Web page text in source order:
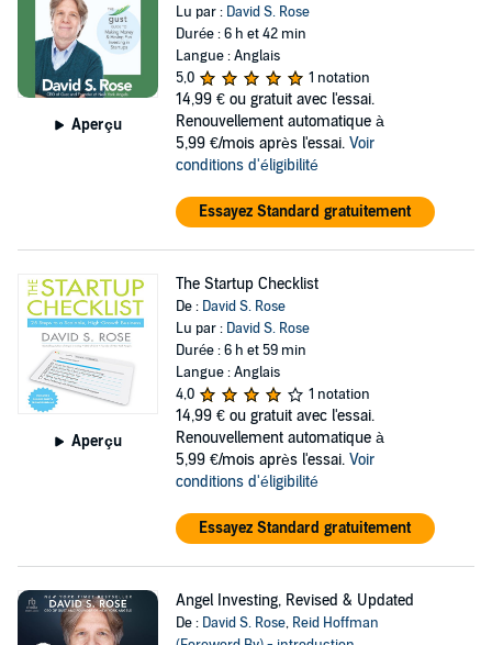
Aperçu
Lu par : David S. Rose
Durée : 6 h et 42 min
Langue : Anglais
5,0
1 notation
14,99 € ou gratuit avec l'essai.
Renouvellement automatique à
5,99 €/mois après l'essai. Voir
conditions d'éligibilité
Essayez Standard gratuitement
Aperçu
The Startup Checklist
De : David S. Rose
Lu par : David S. Rose
Durée : 6 h et 59 min
Langue : Anglais
4,0
1 notation
14,99 € ou gratuit avec l'essai.
Renouvellement automatique à
5,99 €/mois après l'essai. Voir
conditions d'éligibilité
Essayez Standard gratuitement
Angel Investing, Revised & Updated
De : David S. Rose, Reid Hoffman